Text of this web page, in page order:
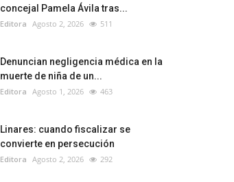
concejal Pamela Ávila tras...
Editora Agosto 2, 2026 511
Denuncian negligencia médica en la
muerte de niña de un...
Editora Agosto 1, 2026 463
Linares: cuando fiscalizar se
convierte en persecución
Editora Agosto 2, 2026 292